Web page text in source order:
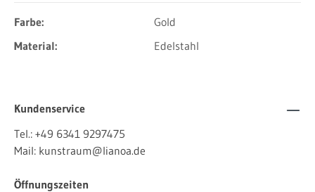
Farbe:
Gold
Material:
Edelstahl
Kundenservice
Tel.: +49 6341 9297475
Mail: kunstraum@lianoa.de
Öffnungszeiten